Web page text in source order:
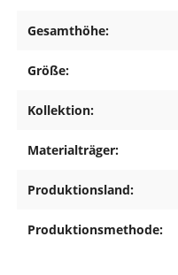
Gesamthöhe:
Größe:
Kollektion:
Materialträger:
Produktionsland:
Produktionsmethode: